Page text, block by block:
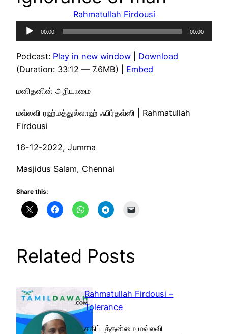
Rahmatullah Firdousi
Audio
Player
00:00 00:00
Podcast: Play in new window
Download
(Duration: 33:12 — 7.6MB) | Embed
மனிதனின் அறியாமை
மவ்லவி ரஹ்மத்துல்லாஹ் ஃபிர்தவ்ஸி | Rahmatullah
Firdousi
16-12-2022, Jumma
Masjidus Salam, Chennai
Share this:
Related Posts
Rahmatullah Firdousi –
Tolerance
சகிப்புத்தன்மை மவ்லவி